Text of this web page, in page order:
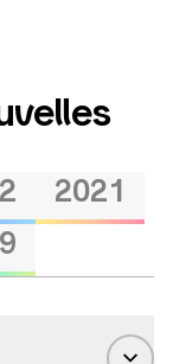
de
nouvelles
Voir les
2021
de
nouvelles